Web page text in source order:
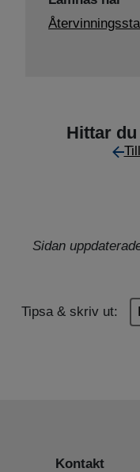
Hittar
Sidan
Tipsa & skriv ut:
Kontakt